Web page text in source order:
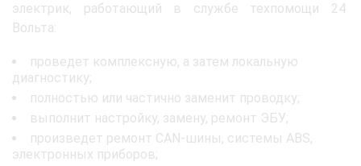
электрик, работающий в службе техпомощи 24
Вольта:
проведет комплексную, а затем локальную
диагностику;
полностью или частично заменит проводку;
выполнит настройку, замену, ремонт ЭБУ;
произведет ремонт CAN-шины, системы ABS,
электронных приборов;